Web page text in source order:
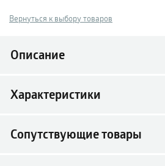
Вернуться к выбору товаров
Описание
Характеристики
Сопутствующие товары